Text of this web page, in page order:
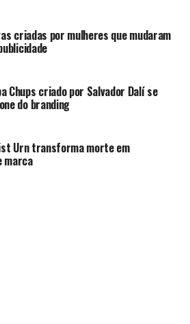
criadas por mulheres que mudaram
Chups criado por Salvador Dalí se
do branding
Urn transforma morte em
marca